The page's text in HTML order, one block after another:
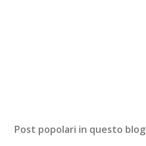
Post popolari in questo blog